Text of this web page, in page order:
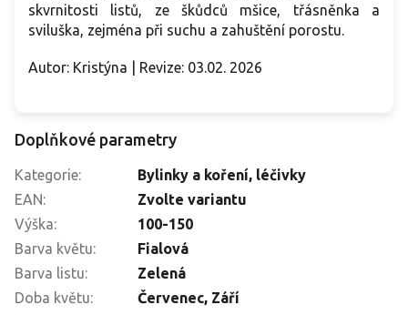
skvrnitosti listů, ze škůdců mšice, třásněnka a
sviluška, zejména při suchu a zahuštění porostu.
Autor: Kristýna | Revize: 03.02. 2026
Doplňkové parametry
Kategorie:
Bylinky a koření, léčivky
EAN:
Zvolte variantu
Výška:
100-150
Barva květu:
Fialová
Barva listu:
Zelená
Doba květu: Červenec, Září